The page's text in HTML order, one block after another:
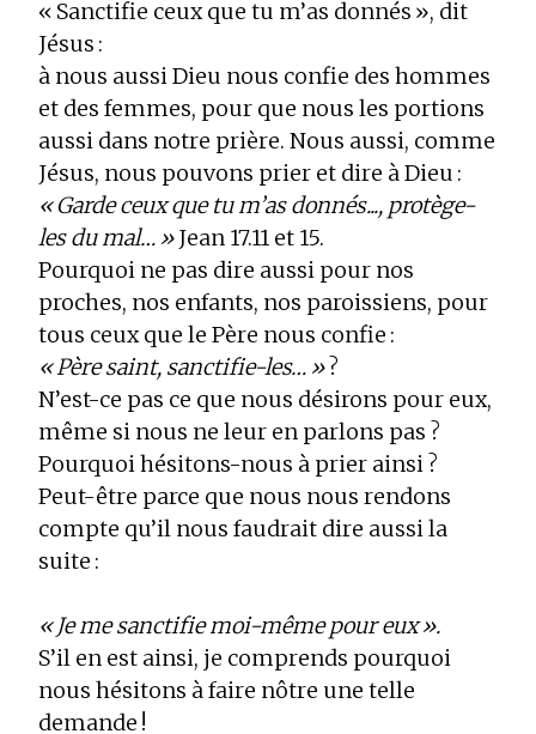
« Sanctifie ceux que tu m’as donnés », dit
Jésus :
à nous aussi Dieu nous confie des hommes
et des femmes, pour que nous les portions
aussi dans notre prière. Nous aussi, comme
Jésus, nous pouvons prier et dire à Dieu :
« Garde ceux que tu m’as donnés..., protège-
les du mal… »Jean 17.11 et 15.
Pourquoi ne pas dire aussi pour nos
proches, nos enfants, nos paroissiens, pour
tous ceux que le Père nous confie :
« Père saint, sanctifie-les… »?
N’est-ce pas ce que nous désirons pour eux,
même si nous ne leur en parlons pas ?
Pourquoi hésitons-nous à prier ainsi ?
Peut-être parce que nous nous rendons
compte qu’il nous faudrait dire aussi la
suite :
« Je me sanctifie moi-même pour eux ».
S’il en est ainsi, je comprends pourquoi
nous hésitons à faire nôtre une telle
demande !